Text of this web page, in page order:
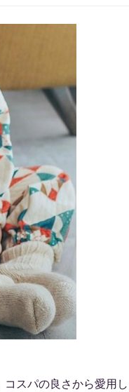
コスパの良さから愛用し